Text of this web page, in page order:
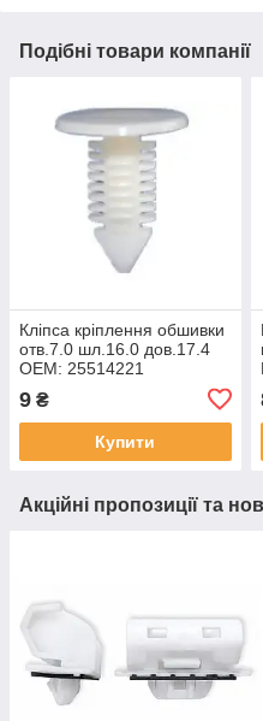
Подібні товари компанії
Кліпса кріплення обшивки
отв.7.0 шл.16.0 дов.17.4
OЕМ: 25514221
9 ₴
Купити
Акційні пропозиції та